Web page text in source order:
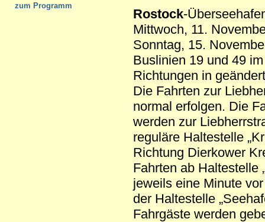
zum Programm
Rostock-
Mittwoch, 11.
Sonntag, 15.
Buslinien 19 und 49
Richtungen in
Die Fahrten zur
normal erfolgen. Die
werden zur
reguläre Haltestelle
Richtung Dierkower
Fahrten ab Haltestelle
jeweils eine Minute
der Haltestelle
Fahrgäste werden